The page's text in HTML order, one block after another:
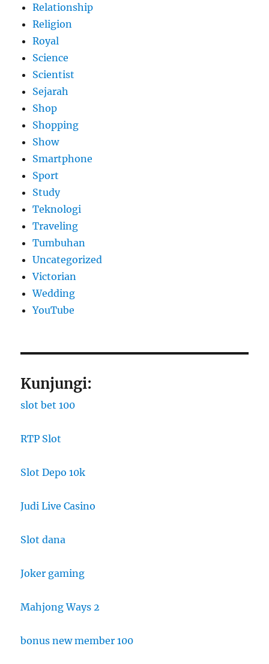
Relationship
Religion
Royal
Science
Scientist
Sejarah
Shop
Shopping
Show
Smartphone
Sport
Study
Teknologi
Traveling
Tumbuhan
Uncategorized
Victorian
Wedding
YouTube
Kunjungi:
slot bet 100
RTP Slot
Slot Depo 10k
Judi Live Casino
Slot dana
Joker gaming
Mahjong Ways 2
bonus new member 100